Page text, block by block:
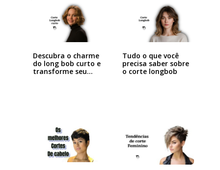
Descubra o charme
do long bob curto e
transforme seu…
Tudo o que você
precisa saber sobre
o corte longbob